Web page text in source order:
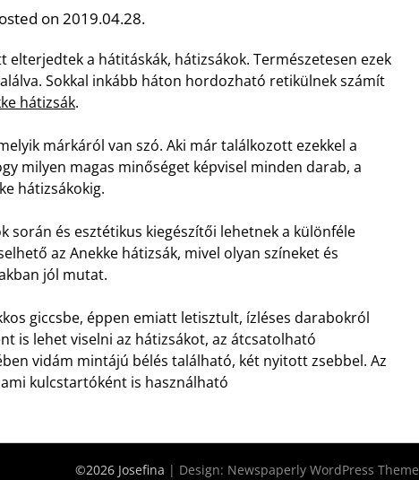
on 2019.04.28.
elterjedtek a hátitáskák, hátizsákok. Természetesen ezek
Sokkal inkább háton hordozható retikülnek számít
hátizsák.
márkáról van szó. Aki már találkozott ezekkel a
milyen magas minőséget képvisel minden darab, a
hátizsákokig.
során és esztétikus kiegészítői lehetnek a különféle
az Anekke hátizsák, mivel olyan színeket és
jól mutat.
giccsbe, éppen emiatt letisztult, ízléses darabokról
is lehet viselni az hátizsákot, az átcsatolható
vidám mintájú bélés található, két nyitott zsebbel. Az
kulcstartóként is használható
©2026 Josefina | Design: Newspaperly WordPress Theme